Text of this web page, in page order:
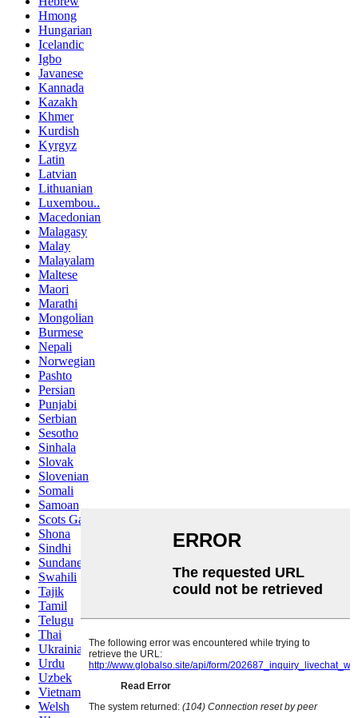
Hmong
Hungarian
Icelandic
Igbo
Javanese
Kannada
Kazakh
Khmer
Kurdish
Kyrgyz
Latin
Latvian
Lithuanian
Luxembou..
Macedonian
Malagasy
Malay
Malayalam
Maltese
Maori
Marathi
Mongolian
Burmese
Nepali
Norwegian
Pashto
Persian
Punjabi
Serbian
Sesotho
Sinhala
Slovak
Slovenian
Somali
Samoan
Scots Gaelic
Shona
Sindhi
Sundanese
Swahili
Tajik
Tamil
Telugu
Thai
Ukrainian
Urdu
Uzbek
Vietnamese
Welsh